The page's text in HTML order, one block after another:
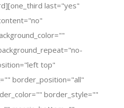
last="yes"
top"
border_position="all"
border_style=""